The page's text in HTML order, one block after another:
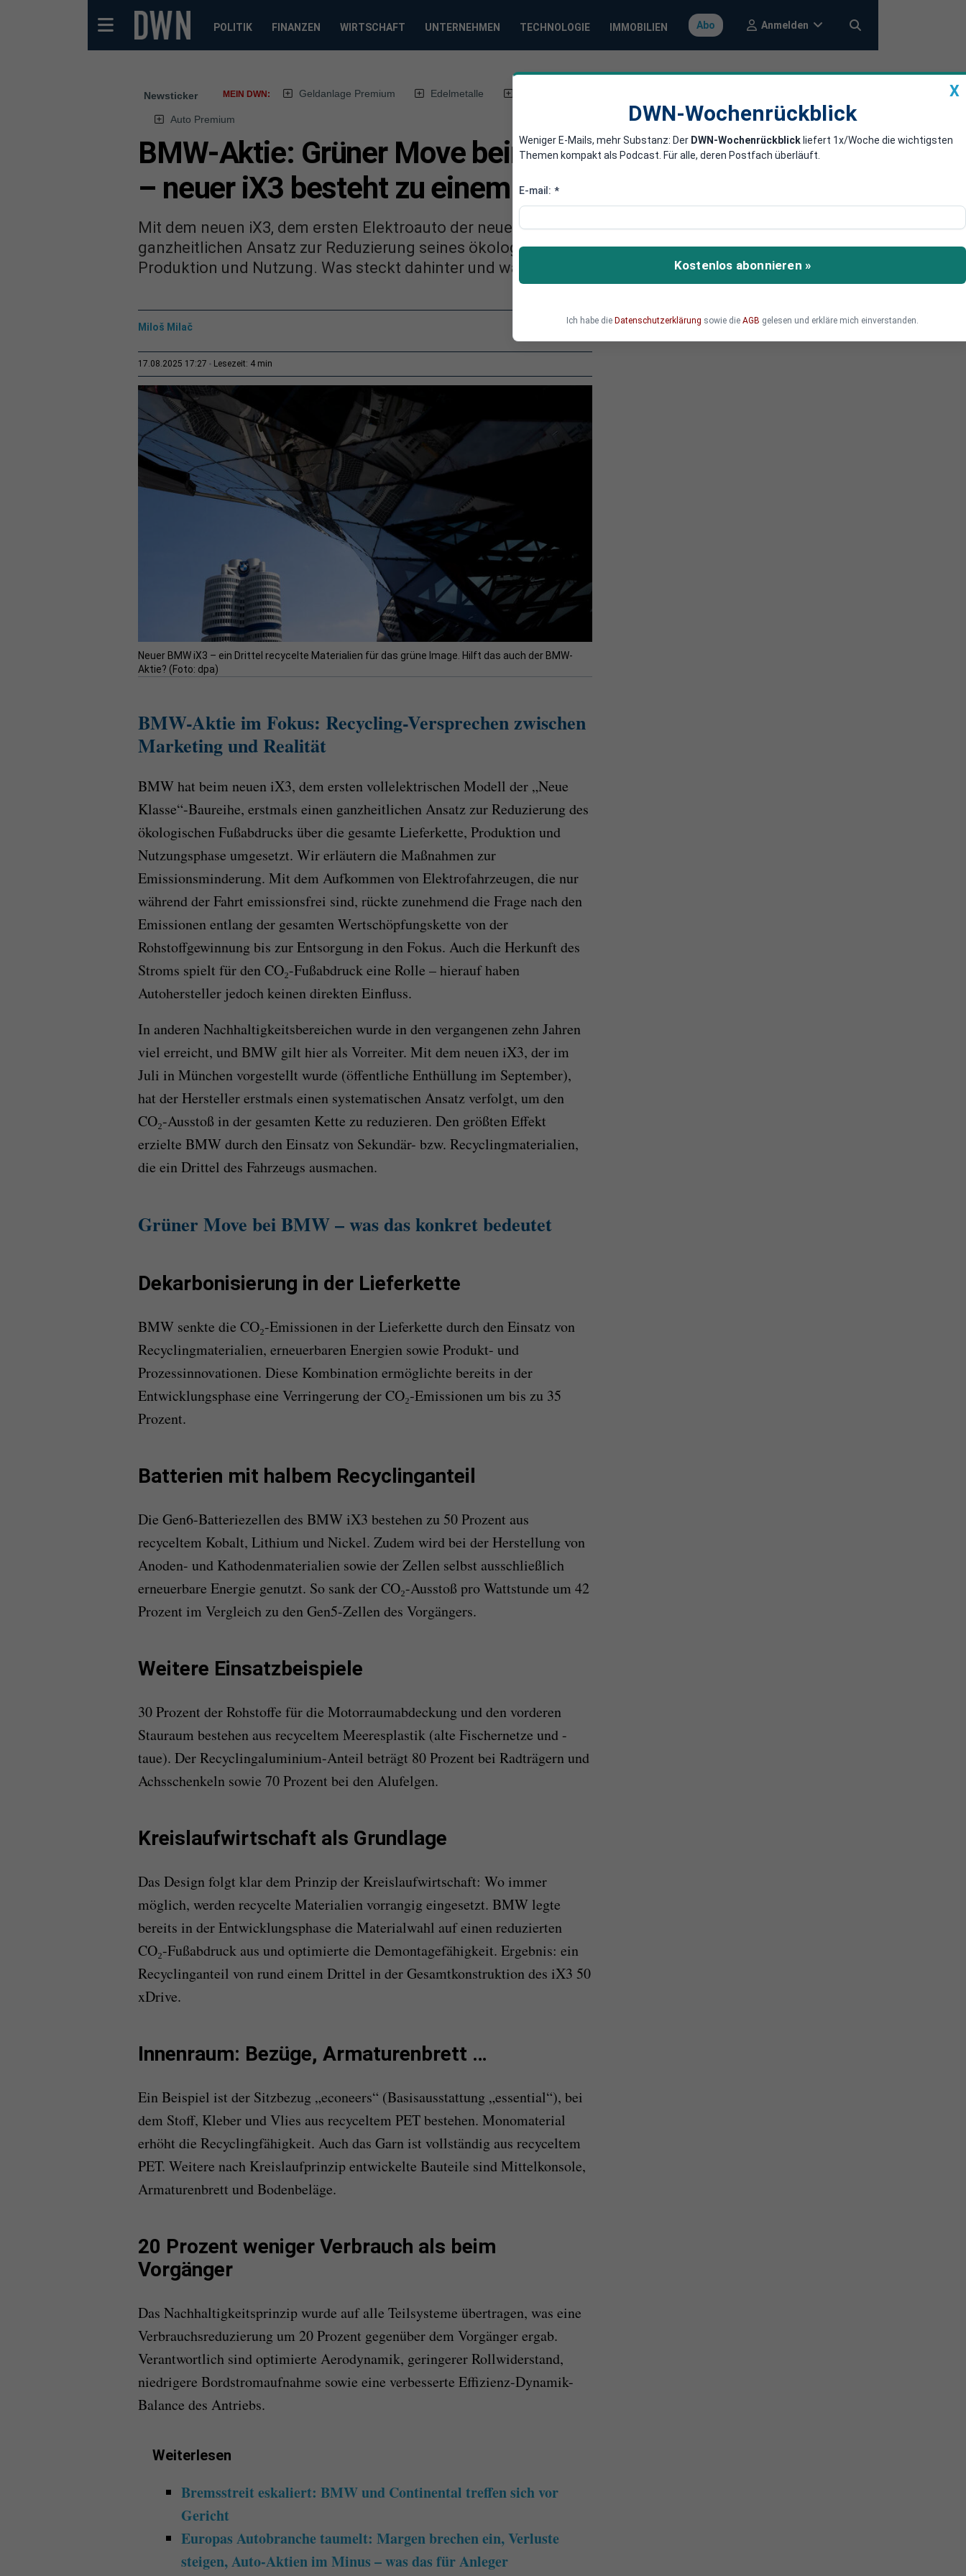
POLITIK FINANZEN WIRTSCHAFT UNTERNEHMEN TECHNOLOGIE IMMOBILIEN Abo Anmelden
Newsticker MEIN DWN: Geldanlage Premium Edelmetalle
Auto Premium
BMW-Aktie: Grüner Move beim bayrischen Autobauer
– neuer iX3 besteht zu einem Drittel aus Recycling
Mit dem neuen iX3, dem ersten Elektroauto der neuen Klasse, verfolgt BMW erstmals einen
ganzheitlichen Ansatz zur Reduzierung seines ökologischen Fußabdrucks über Lieferkette,
Produktion und Nutzung. Was steckt dahinter und was bedeutet das für die BMW-Aktie?
Miloš Milač
17.08.2025 17:27 Lesezeit: 4 min
Neuer BMW iX3 – ein Drittel recycelte Materialien für das grüne Image. Hilft das auch der BMW-
Aktie? (Foto: dpa)
BMW-Aktie im Fokus: Recycling-Versprechen zwischen
Marketing und Realität
BMW hat beim neuen iX3, dem ersten vollelektrischen Modell der „Neue
Klasse“-Baureihe, erstmals einen ganzheitlichen Ansatz zur Reduzierung des
ökologischen Fußabdrucks über die gesamte Lieferkette, Produktion und
Nutzungsphase umgesetzt. Wir erläutern die Maßnahmen zur
Emissionsminderung. Mit dem Aufkommen von Elektrofahrzeugen, die nur
während der Fahrt emissionsfrei sind, rückte zunehmend die Frage nach den
Emissionen entlang der gesamten Wertschöpfungskette von der
Rohstoffgewinnung bis zur Entsorgung in den Fokus. Auch die Herkunft des
Stroms spielt für den CO₂-Fußabdruck eine Rolle – hierauf haben
Autohersteller jedoch keinen direkten Einfluss.
In anderen Nachhaltigkeitsbereichen wurde in den vergangenen zehn Jahren
viel erreicht, und BMW gilt hier als Vorreiter. Mit dem neuen iX3, der im
Juli in München vorgestellt wurde (öffentliche Enthüllung im September),
hat der Hersteller erstmals einen systematischen Ansatz verfolgt, um den
CO₂-Ausstoß in der gesamten Kette zu reduzieren. Den größten Effekt
erzielte BMW durch den Einsatz von Sekundär- bzw. Recyclingmaterialien,
die ein Drittel des Fahrzeugs ausmachen.
Grüner Move bei BMW – was das konkret bedeutet
Dekarbonisierung in der Lieferkette
BMW senkte die CO₂-Emissionen in der Lieferkette durch den Einsatz von
Recyclingmaterialien, erneuerbaren Energien sowie Produkt- und
Prozessinnovationen. Diese Kombination ermöglichte bereits in der
Entwicklungsphase eine Verringerung der CO₂-Emissionen um bis zu 35
Prozent.
Batterien mit halbem Recyclinganteil
Die Gen6-Batteriezellen des BMW iX3 bestehen zu 50 Prozent aus
recyceltem Kobalt, Lithium und Nickel. Zudem wird bei der Herstellung von
Anoden- und Kathodenmaterialien sowie der Zellen selbst ausschließlich
erneuerbare Energie genutzt. So sank der CO₂-Ausstoß pro Wattstunde um 42
Prozent im Vergleich zu den Gen5-Zellen des Vorgängers.
Weitere Einsatzbeispiele
30 Prozent der Rohstoffe für die Motorraumabdeckung und den vorderen
Stauraum bestehen aus recyceltem Meeresplastik (alte Fischernetze und -
taue). Der Recyclingaluminium-Anteil beträgt 80 Prozent bei Radträgern und
Achsschenkeln sowie 70 Prozent bei den Alufelgen.
Kreislaufwirtschaft als Grundlage
Das Design folgt klar dem Prinzip der Kreislaufwirtschaft: Wo immer
möglich, werden recycelte Materialien vorrangig eingesetzt. BMW legte
bereits in der Entwicklungsphase die Materialwahl auf einen reduzierten
CO₂-Fußabdruck aus und optimierte die Demontagefähigkeit. Ergebnis: ein
Recyclinganteil von rund einem Drittel in der Gesamtkonstruktion des iX3 50
xDrive.
Innenraum: Bezüge, Armaturenbrett …
Ein Beispiel ist der Sitzbezug „econeers“ (Basisausstattung „essential“), bei
dem Stoff, Kleber und Vlies aus recyceltem PET bestehen. Monomaterial
erhöht die Recyclingfähigkeit. Auch das Garn ist vollständig aus recyceltem
PET. Weitere nach Kreislaufprinzip entwickelte Bauteile sind Mittelkonsole,
Armaturenbrett und Bodenbeläge.
20 Prozent weniger Verbrauch als beim
Vorgänger
Das Nachhaltigkeitsprinzip wurde auf alle Teilsysteme übertragen, was eine
Verbrauchsreduzierung um 20 Prozent gegenüber dem Vorgänger ergab.
Verantwortlich sind optimierte Aerodynamik, geringerer Rollwiderstand,
niedrigere Bordstromaufnahme sowie eine verbesserte Effizienz-Dynamik-
Balance des Antriebs.
Weiterlesen
Bremsstreit eskaliert: BMW und Continental treffen sich vor
Gericht
Europas Autobranche taumelt: Margen brechen ein, Verluste
steigen, Auto-Aktien im Minus – was das für Anleger
X
DWN-Wochenrückblick
Weniger E-Mails, mehr Substanz: Der DWN-Wochenrückblick liefert 1x/Woche die wichtigsten
Themen kompakt als Podcast. Für alle, deren Postfach überläuft.
E-mail: *
Kostenlos abonnieren »
Ich habe die Datenschutzerklärung sowie die AGB gelesen und erkläre mich einverstanden.